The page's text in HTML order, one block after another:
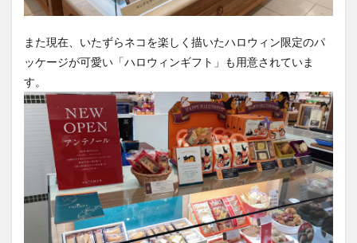
また現在、いたずらネコを楽しく描いたハロウィン限定のパ
ッケージが可愛い「ハロウィンギフト」も用意されていま
す。